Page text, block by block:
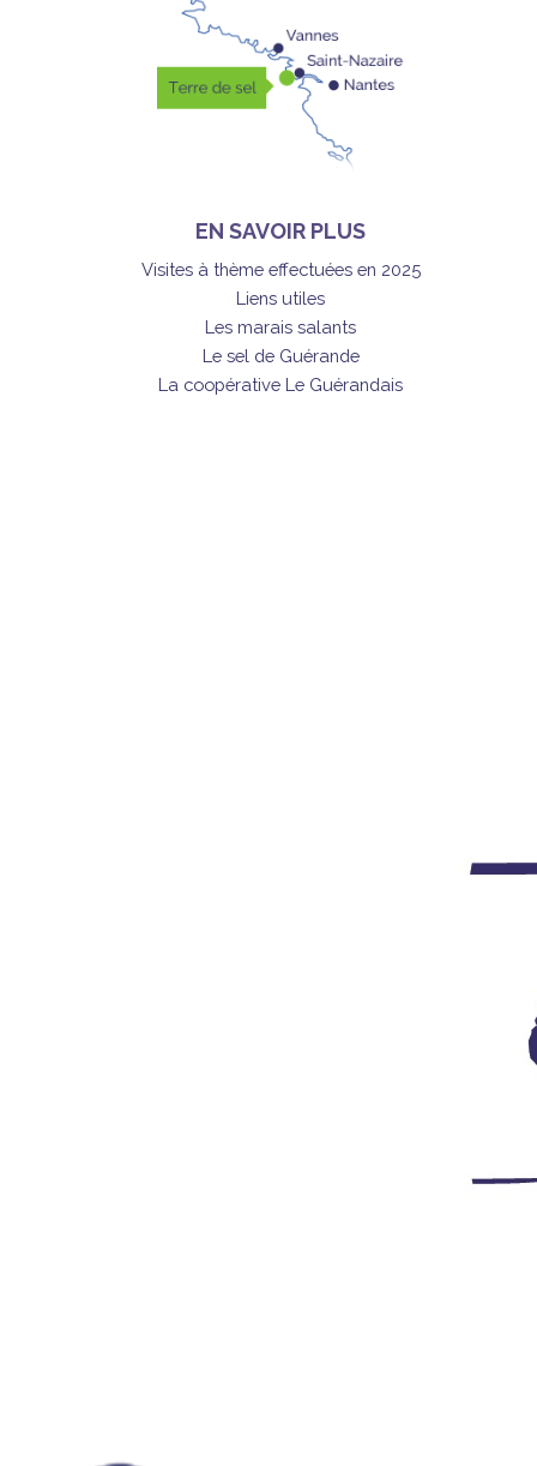
EN SAVOIR PLUS
Visites à thème effectuées en 2025
Liens utiles
Les marais salants
Le sel de Guérande
La coopérative Le Guérandais